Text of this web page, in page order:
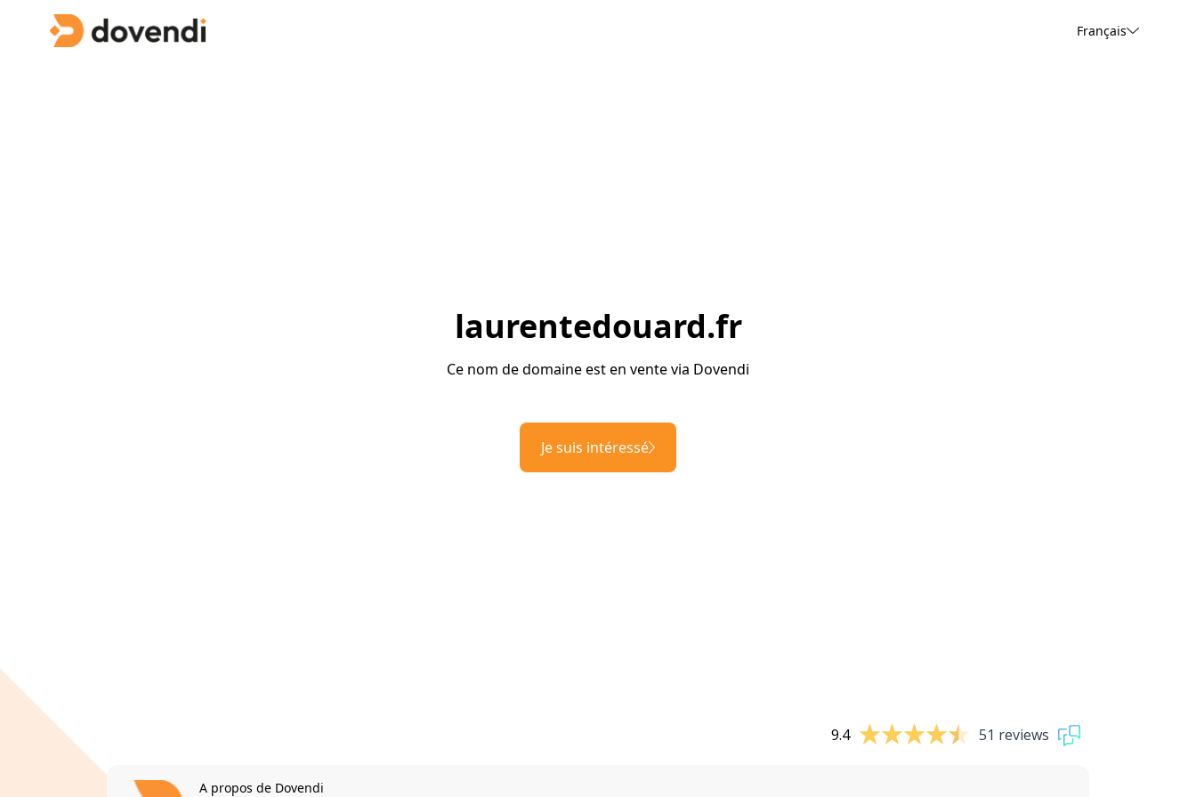
Français
laurentedouard.fr
Ce nom de domaine est en vente via Dovendi
Je suis intéressé
9.4 51 reviews
A propos de Dovendi